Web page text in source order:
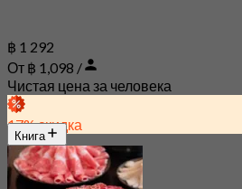
฿ 1 292
От ฿ 1,098 /
Чистая цена за человека
17% скидка
Книга